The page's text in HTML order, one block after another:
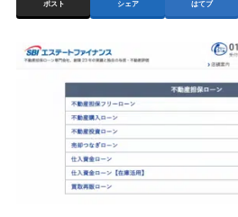
ポスト シェア はてブ